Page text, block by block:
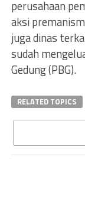
perusahaan
aksi
juga dinas
sudah
Gedung (PBG).
RELATED TOPICS